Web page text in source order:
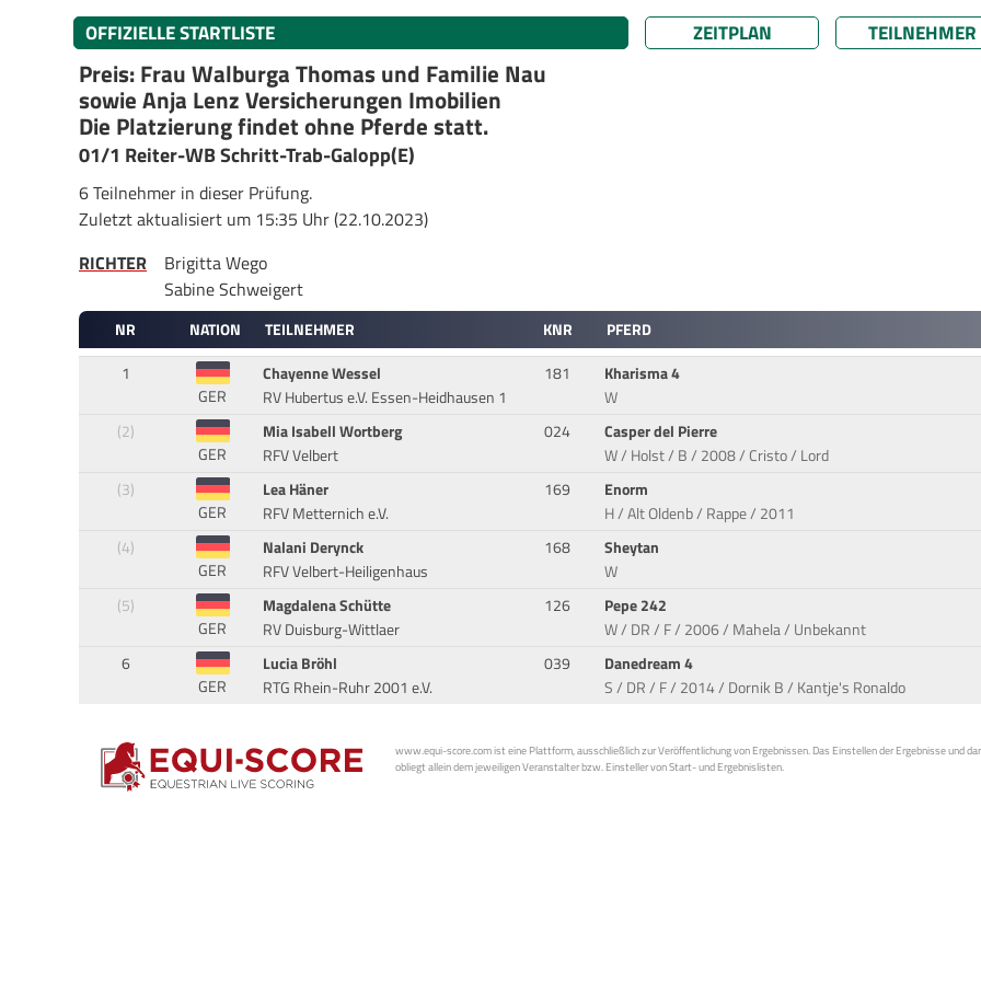
OFFIZIELLE STARTLISTE ZEITPLAN TEILNEHMER
Preis: Frau Walburga Thomas und Familie Nau
sowie Anja Lenz Versicherungen Imobilien
Die Platzierung findet ohne Pferde statt.
01/1 Reiter-WB Schritt-Trab-Galopp(E)
6 Teilnehmer in dieser Prüfung.
Zuletzt aktualisiert um 15:35 Uhr (22.10.2023)
RICHTER
Brigitta Wego
Sabine Schweigert
NR NATION TEILNEHMER KNR
PFERD
1
GER
Chayenne Wessel
RV Hubertus e.V. Essen-Heidhausen 1
181
Kharisma 4
W
(2)
GER
Mia Isabell Wortberg
RFV Velbert
024
Casper del Pierre
W / Holst / B / 2008 / Cristo / Lord
(3)
GER
Lea Häner
RFV Metternich e.V.
169
Enorm
H / Alt Oldenb / Rappe / 2011
(4)
GER
Nalani Derynck
RFV Velbert-Heiligenhaus
168
Sheytan
W
(5)
GER
Magdalena Schütte
RV Duisburg-Wittlaer
126
Pepe 242
W / DR / F / 2006 / Mahela / Unbekannt
6
GER
Lucia Bröhl
RTG Rhein-Ruhr 2001 e.V.
039
Danedream 4
S / DR / F / 2014 / Dornik B / Kantje's Ronaldo
www.equi-score.com ist eine Plattform, ausschließlich zur Veröffentlichung von Ergebnissen. Das Einstellen der Ergebnisse und
obliegt allein dem jeweiligen Veranstalter bzw. Einsteller von Start- und Ergebnislisten.